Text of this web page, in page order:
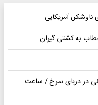
ناوشکن آمریکایی
به کشتی گیران
در دریای سرخ / ساعت